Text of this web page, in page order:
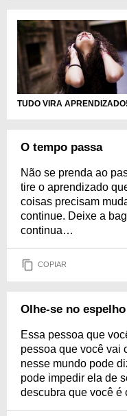
TUDO VIRA APRENDIZADO!
O tempo passa
Não se prenda ao
tire o aprendizado
coisas precisam
continue. Deixe a
continua…
COPIAR
Olhe-se no espelho
Essa pessoa que
pessoa que você vai
nesse mundo pode
pode impedir ela de
descubra que você é